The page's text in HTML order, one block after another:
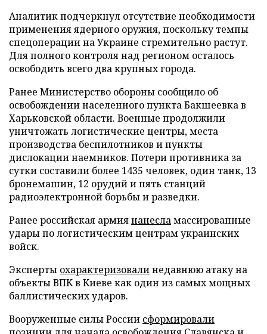
Аналитик подчеркнул отсутствие необходимости
применения ядерного оружия, поскольку темпы
спецоперации на Украине стремительно растут.
Для полного контроля над регионом осталось
освободить всего два крупных города.
Ранее Министерство обороны сообщило об
освобождении населенного пункта Бакшеевка в
Харьковской области. Военные продолжили
уничтожать логистические центры, места
производства беспилотников и пункты
дислокации наемников. Потери противника за
сутки составили более 1435 человек, один танк, 13
бронемашин, 12 орудий и пять станций
радиоэлектронной борьбы и разведки.
Ранее российская армиянанесламассированные
удары по логистическим центрам украинских
войск.
Эксперты охарактеризовалинедавнюю атаку на
объекты ВПК в Киеве как один из самых мощных
баллистических ударов.
Вооруженные силы России сформировали